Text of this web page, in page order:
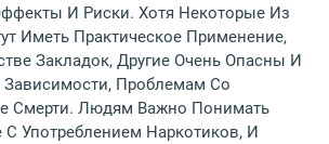
И Риски. Хотя Некоторые Из
Иметь Практическое Применение,
Закладок, Другие Очень Опасны И
Зависимости, Проблемам Со
Смерти. Людям Важно Понимать
Употреблением Наркотиков, И